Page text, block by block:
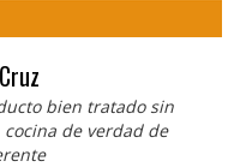
bien tratado sin
de verdad de